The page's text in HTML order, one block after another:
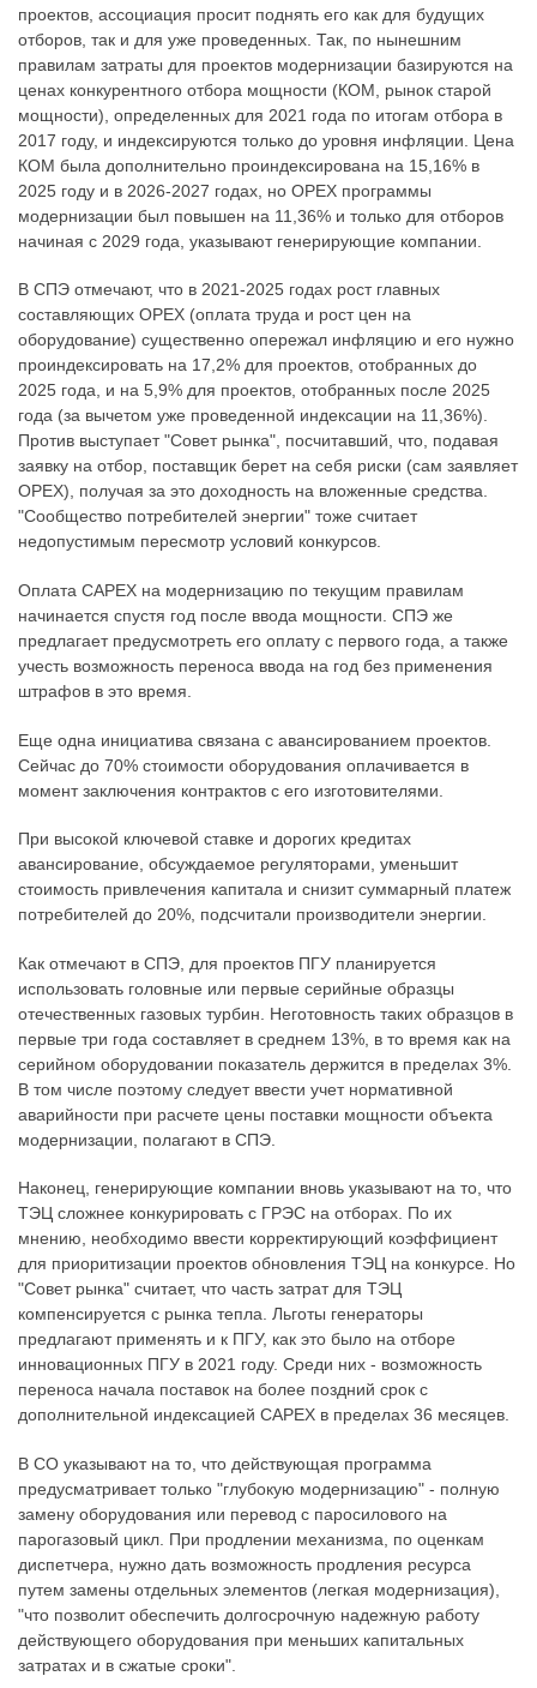
проектов, ассоциация просит поднять его как для будущих
отборов, так и для уже проведенных. Так, по нынешним
правилам затраты для проектов модернизации базируются на
ценах конкурентного отбора мощности (КОМ, рынок старой
мощности), определенных для 2021 года по итогам отбора в
2017 году, и индексируются только до уровня инфляции. Цена
КОМ была дополнительно проиндексирована на 15,16% в
2025 году и в 2026-2027 годах, но OPEX программы
модернизации был повышен на 11,36% и только для отборов
начиная с 2029 года, указывают генерирующие компании.
В СПЭ отмечают, что в 2021-2025 годах рост главных
составляющих OPEX (оплата труда и рост цен на
оборудование) существенно опережал инфляцию и его нужно
проиндексировать на 17,2% для проектов, отобранных до
2025 года, и на 5,9% для проектов, отобранных после 2025
года (за вычетом уже проведенной индексации на 11,36%).
Против выступает "Совет рынка", посчитавший, что, подавая
заявку на отбор, поставщик берет на себя риски (сам заявляет
OPEX), получая за это доходность на вложенные средства.
"Сообщество потребителей энергии" тоже считает
недопустимым пересмотр условий конкурсов.
Оплата CAPEX на модернизацию по текущим правилам
начинается спустя год после ввода мощности. СПЭ же
предлагает предусмотреть его оплату с первого года, а также
учесть возможность переноса ввода на год без применения
штрафов в это время.
Еще одна инициатива связана с авансированием проектов.
Сейчас до 70% стоимости оборудования оплачивается в
момент заключения контрактов с его изготовителями.
При высокой ключевой ставке и дорогих кредитах
авансирование, обсуждаемое регуляторами, уменьшит
стоимость привлечения капитала и снизит суммарный платеж
потребителей до 20%, подсчитали производители энергии.
Как отмечают в СПЭ, для проектов ПГУ планируется
использовать головные или первые серийные образцы
отечественных газовых турбин. Неготовность таких образцов в
первые три года составляет в среднем 13%, в то время как на
серийном оборудовании показатель держится в пределах 3%.
В том числе поэтому следует ввести учет нормативной
аварийности при расчете цены поставки мощности объекта
модернизации, полагают в СПЭ.
Наконец, генерирующие компании вновь указывают на то, что
ТЭЦ сложнее конкурировать с ГРЭС на отборах. По их
мнению, необходимо ввести корректирующий коэффициент
для приоритизации проектов обновления ТЭЦ на конкурсе. Но
"Совет рынка" считает, что часть затрат для ТЭЦ
компенсируется с рынка тепла. Льготы генераторы
предлагают применять и к ПГУ, как это было на отборе
инновационных ПГУ в 2021 году. Среди них - возможность
переноса начала поставок на более поздний срок с
дополнительной индексацией CAPEX в пределах 36 месяцев.
В СО указывают на то, что действующая программа
предусматривает только "глубокую модернизацию" - полную
замену оборудования или перевод с паросилового на
парогазовый цикл. При продлении механизма, по оценкам
диспетчера, нужно дать возможность продления ресурса
путем замены отдельных элементов (легкая модернизация),
"что позволит обеспечить долгосрочную надежную работу
действующего оборудования при меньших капитальных
затратах и в сжатые сроки".